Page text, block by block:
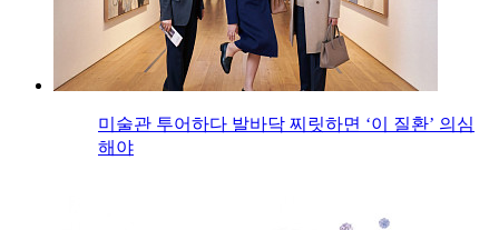
미술관 투어하다 발바닥 찌릿하면 ‘이 질환’ 의심
해야